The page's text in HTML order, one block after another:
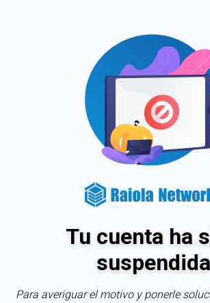
Tu cuenta ha
suspendida
Para averiguar el motivo y ponerle